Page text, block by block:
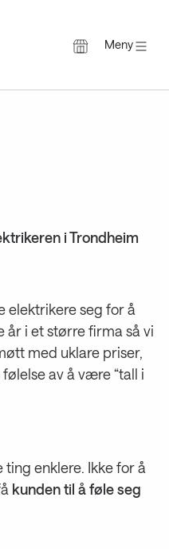
Meny
i Trondheim
elektrikere seg for å
år i et større firma så vi
med uklare priser,
av å være “tall i
enklere. Ikke for å
kunden til å føle seg